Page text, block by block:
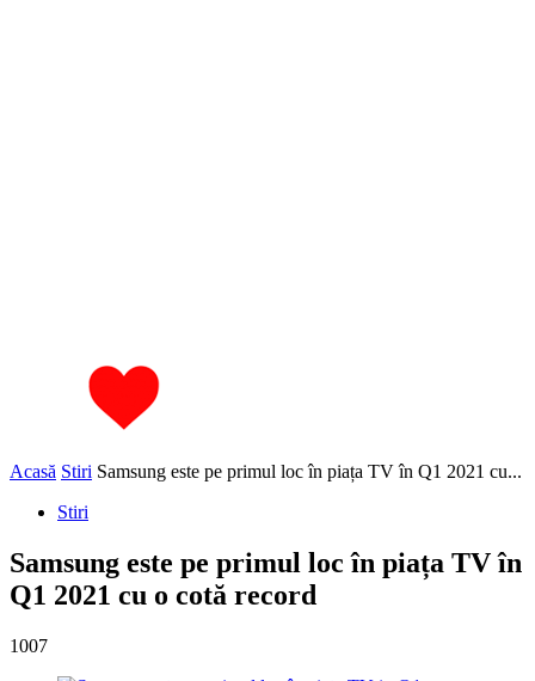
Acasă Stiri Samsung este pe primul loc în piața TV în Q1 2021 cu...
Stiri
Samsung este pe primul loc în piața TV în
Q1 2021 cu o cotă record
1007